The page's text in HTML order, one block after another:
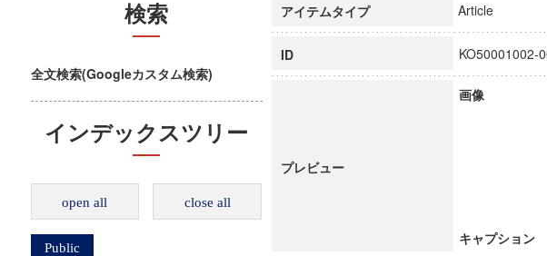
検索
全文検索(Googleカスタム検索)
インデックスツリー
open all close all
Public
アイテムタイプ Article
ID
プレビュー
画像
キャプション